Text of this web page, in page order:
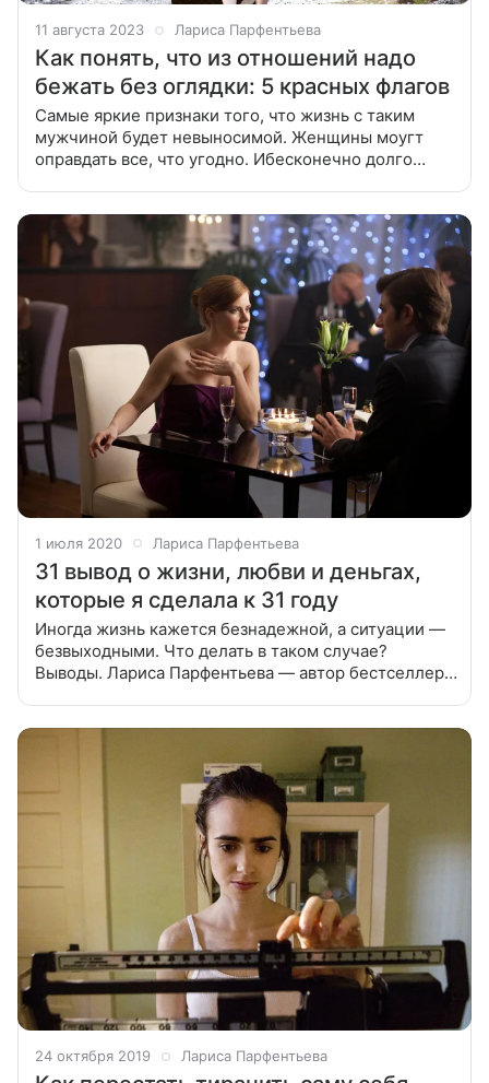
11 августа 2023 Лариса Парфентьева
Как понять, что из отношений надо
бежать без оглядки: 5 красных флагов
Самые яркие признаки того, что жизнь с таким
мужчиной будет невыносимой. Женщины моугт
оправдать все, что угодно. Ибесконечно долго
1 июля 2020 Лариса Парфентьева
31 вывод о жизни, любви и деньгах,
которые я сделала к 31 году
Иногда жизнь кажется безнадежной, а ситуации —
безвыходными. Что делать в таком случае?
Выводы. Лариса Парфентьева — автор бестселлера
24 октября 2019 Лариса Парфентьева